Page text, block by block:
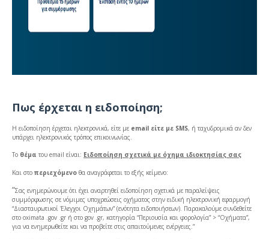
Πως έρχεται η ειδοποίηση;
Η ειδοποίηση έρχεται ηλεκτρονικά, είτε με email είτε με SMS, ή ταχυδρομικά αν δεν
υπάρχει ηλεκτρονικός τρόπος επικοινωνίας.
Το θέμα του email είναι: Ειδοποίηση σχετικά με όχημα ιδιοκτησίας σας
Και στο περιεχόμενο θα αναγράφεται το εξής κείμενο:
“Σας ενημερώνουμε ότι έχει αναρτηθεί ειδοποίηση σχετικά με παραλείψεις
συμμόρφωσης σε νόμιμες υποχρεώσεις οχήματος στην ειδική ηλεκτρονική εφαρμογή
“Διασταυρωτικοί Έλεγχοι Οχημάτων” (ενότητα ειδοποιήσεων). Παρακαλούμε συνδεθείτε
στο oximata .gov .gr ή στο gov .gr, κατηγορία “Περιουσία και φορολογία” > “Οχήματα”,
για να ενημερωθείτε και να προβείτε στις απαιτούμενες ενέργειες.”